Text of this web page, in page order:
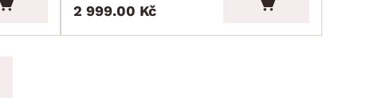
2 999.00 Kč